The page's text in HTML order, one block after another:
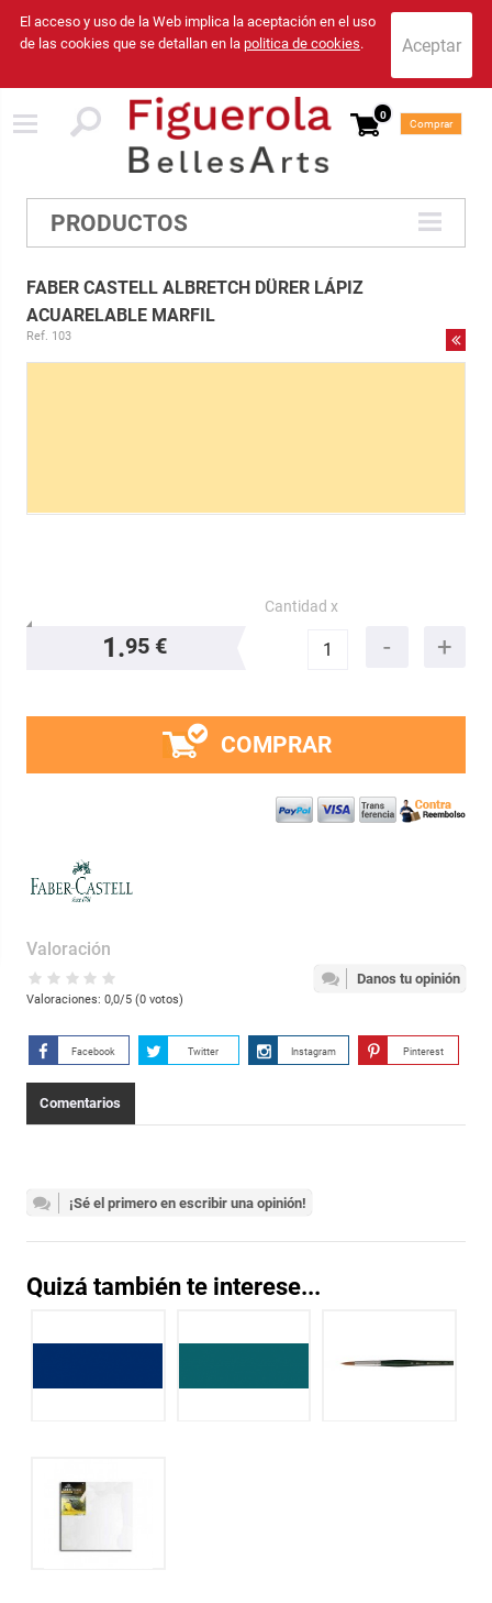
El acceso y uso de la Web implica la aceptación en el uso
de las cookies que se detallan en la politica de cookies.
0
Comprar
PRODUCTOS
FABER CASTELL ALBRETCH DÜRER LÁPIZ
ACUARELABLE MARFIL
Ref. 103
1.95 €
Cantidad x
COMPRAR
Danos tu opinión
Valoración
Valoraciones: 0,0/5 (0votos)
Facebook Twitter Instagram Pinterest
Comentarios
¡Sé el primero en escribir una opinión!
Quizá también te interese...